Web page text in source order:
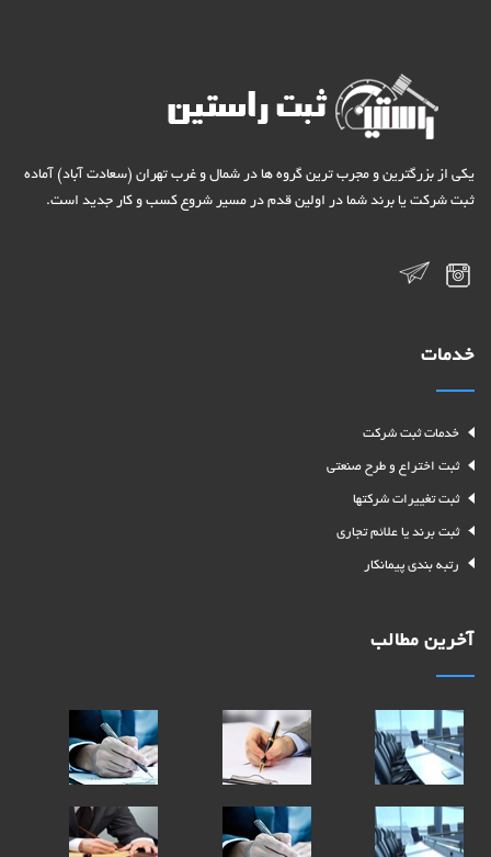
یکی از بزرگترین و مجرب ترین گروه ها در شمال و غرب تهران (سعادت آباد) آماده
ثبت شرکت یا برند شما در اولین قدم در مسیر شروع کسب و کار جدید است.
خدمات
خدمات ثبت شرکت
ثبت اختراع و طرح صنعتی
ثبت تغییرات شرکتها
ثبت برند یا علائم تجاری
رتبه بندی پیمانکار
آخرین مطالب